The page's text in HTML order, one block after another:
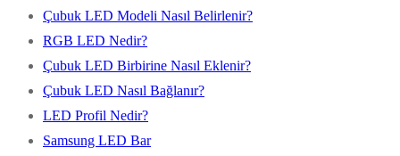
Çubuk LED Modeli Nasıl Belirlenir?
RGB LED Nedir?
Çubuk LED Birbirine Nasıl Eklenir?
Çubuk LED Nasıl Bağlanır?
LED Profil Nedir?
Samsung LED Bar